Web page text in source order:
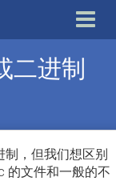
Toggle
二进制
制，但我们想区别
的文件和一般的不